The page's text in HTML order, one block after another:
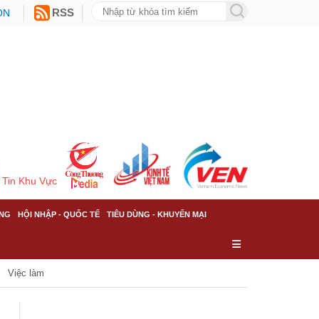
RSS
Tin Khu Vực
HỘI NHẬP - QUỐC TẾ TIÊU DÙNG - KHUYẾN MẠI
Việc làm